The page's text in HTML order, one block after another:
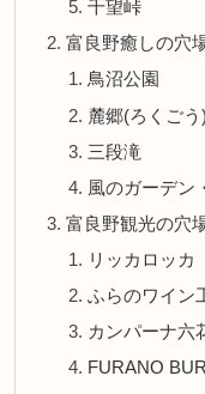
千望峠
富良野癒しの穴
鳥沼公園
麓郷(ろくご
三段滝
風のガーデン
富良野観光の穴
リッカロッカ
ふらのワイン
カンパーナ六
FURANO